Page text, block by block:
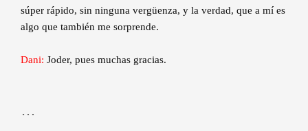
súper rápido, sin ninguna vergüenza, y la verdad, que a mí es
algo que también me sorprende.
Dani: Joder, pues muchas gracias.
…